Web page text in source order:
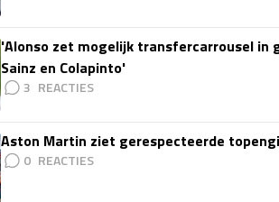
'Alonso zet mogelijk transfercarrousel in
Sainz en Colapinto'
3
Aston Martin ziet gerespecteerde
0